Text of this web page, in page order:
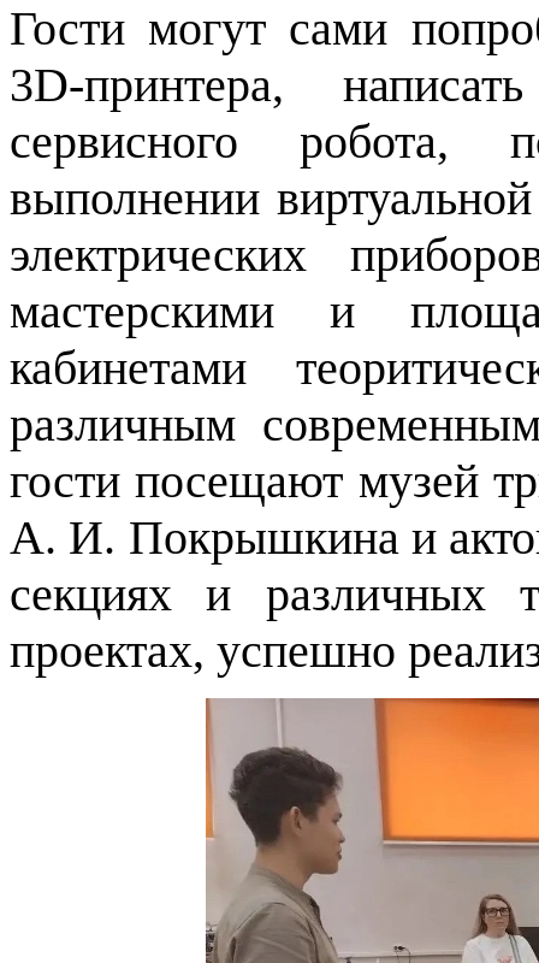
Гости могут сами
3D-принтера,
сервисного робота,
выполнении
электрических
мастерскими и
кабинетами
различным
гости посещают музей
А. И. Покрышкина и
секциях и различных
проектах, успешно